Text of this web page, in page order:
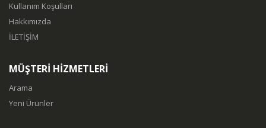
Kullanım Koşulları
Hakkımızda
İLETİŞİM
MÜŞTERİ HİZMETLERİ
Arama
Yeni Ürünler